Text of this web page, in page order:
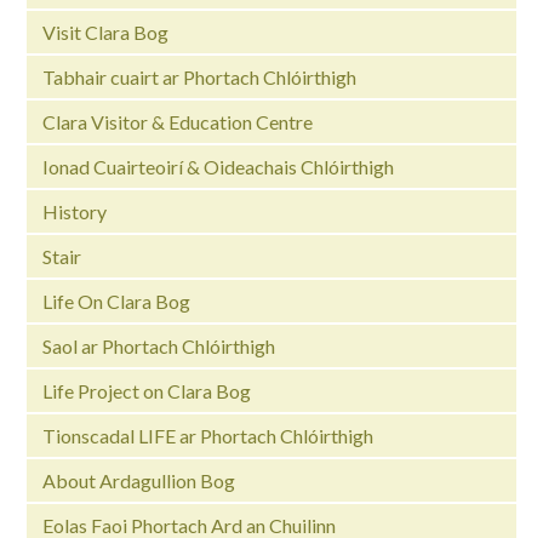
Visit Clara Bog
Tabhair cuairt ar Phortach Chlóirthigh
Clara Visitor & Education Centre
Ionad Cuairteoirí & Oideachais Chlóirthigh
History
Stair
Life On Clara Bog
Saol ar Phortach Chlóirthigh
Life Project on Clara Bog
Tionscadal LIFE ar Phortach Chlóirthigh
About Ardagullion Bog
Eolas Faoi Phortach Ard an Chuilinn